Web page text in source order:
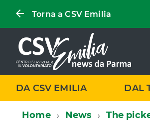
Torna a CSV Emilia
DA CSV EMILIA DAL
Home News The